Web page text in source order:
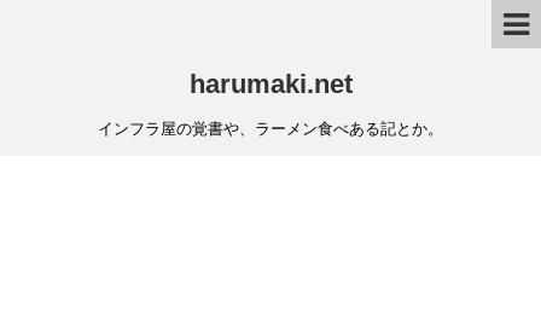
harumaki.net
インフラ屋の覚書や、ラーメン食べある記とか。